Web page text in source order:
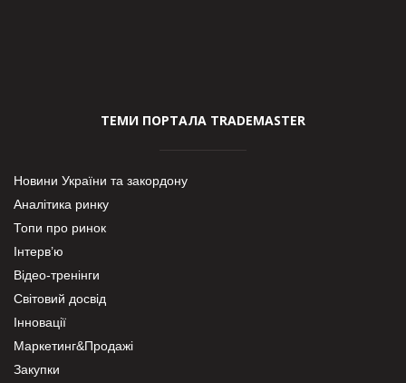
ТЕМИ ПОРТАЛА TRADEMASTER
Новини України та закордону
Аналітика ринку
Топи про ринок
Інтерв’ю
Відео-тренінги
Світовий досвід
Інновації
Маркетинг&Продажі
Закупки